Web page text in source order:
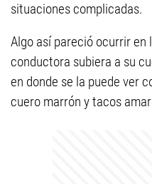
situaciones complicadas.
Algo así pareció ocurrir en
conductora subiera a su
en donde se la puede ver
cuero marrón y tacos